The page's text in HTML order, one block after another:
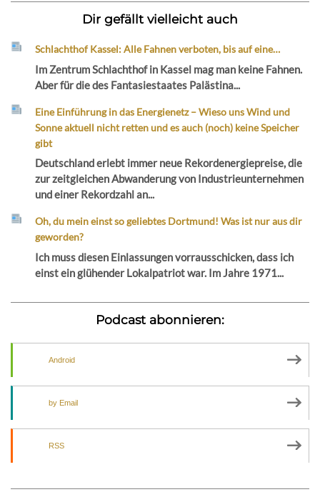
Dir gefällt vielleicht auch
Schlachthof Kassel: Alle Fahnen verboten, bis auf eine…
Im Zentrum Schlachthof in Kassel mag man keine Fahnen.
Aber für die des Fantasiestaates Palästina...
Eine Einführung in das Energienetz – Wieso uns Wind und
Sonne aktuell nicht retten und es auch (noch) keine Speicher
gibt
Deutschland erlebt immer neue Rekordenergiepreise, die
zur zeitgleichen Abwanderung von Industrieunternehmen
und einer Rekordzahl an...
Oh, du mein einst so geliebtes Dortmund! Was ist nur aus dir
geworden?
Ich muss diesen Einlassungen vorrausschicken, dass ich
einst ein glühender Lokalpatriot war. Im Jahre 1971...
Podcast abonnieren:
Android
by Email
RSS